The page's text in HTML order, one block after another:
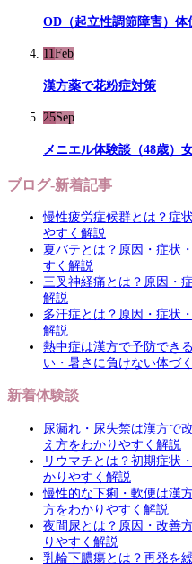
OD（起立性調節障害）体
11Feb
漢方薬で花粉症対策
25Sep
メニエル体験談（48歳）
ブログ-新着記事
慢性疲労症候群とは？症
やすく解説
夏バテとは？原因・症状
すく解説
三叉神経痛とは？原因・
解説
多汗症とは？原因・症状
解説
熱中症は漢方で予防でき
い・暑さに負けない体づ
新着体験談
尿漏れ・尿失禁は漢方で
え方をわかりやすく解説
リウマチとは？初期症状
かりやすく解説
慢性的な下痢・軟便は漢
方をわかりやすく解説
夜間尿とは？原因・改善
りやすく解説
乳輪下膿瘍とは？再発を